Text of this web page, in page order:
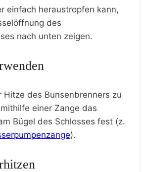
einfach heraustropfen kann,
des
nach unten zeigen.
Hitze des Bunsenbrenners zu
einer Zange das
Bügel des Schlosses fest (z.
).